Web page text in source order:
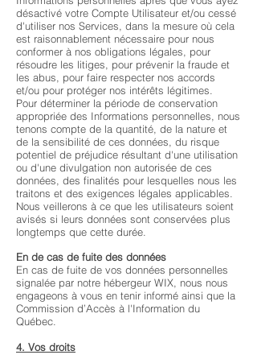
désactivé votre Compte Utilisateur et/ou cessé
d'utiliser nos Services, dans la mesure où cela
est raisonnablement nécessaire pour nous
conformer à nos obligations légales, pour
résoudre les litiges, pour prévenir la fraude et
les abus, pour faire respecter nos accords
et/ou pour protéger nos intérêts légitimes.
Pour déterminer la période de conservation
appropriée des Informations personnelles, nous
tenons compte de la quantité, de la nature et
de la sensibilité de ces données, du risque
potentiel de préjudice résultant d'une utilisation
ou d'une divulgation non autorisée de ces
données, des finalités pour lesquelles nous les
traitons et des exigences légales applicables.
Nous veillerons à ce que les utilisateurs soient
avisés si leurs données sont conservées plus
longtemps que cette durée.
En de cas de fuite des données
En cas de fuite de vos données personnelles
signalée par notre hébergeur WIX, nous nous
engageons à vous en tenir informé ainsi que la
Commission d’Accès à l'Information du
Québec.
4. Vos droits